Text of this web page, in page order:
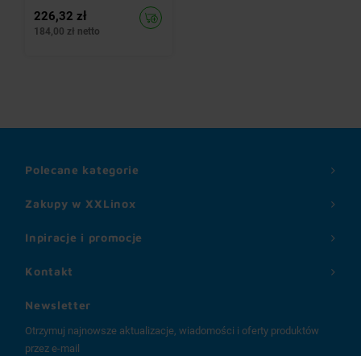
226,32 zł
184,00 zł netto
Zakupy w XXLinox
Inpiracje i promocje
Polecane kategorie
Kontakt
Newsletter
Otrzymuj najnowsze aktualizacje, wiadomości i oferty produktów
przez e-mail